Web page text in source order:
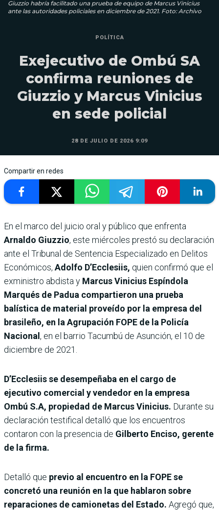
Giuzzio habría facilitado una prueba de equipo de Marcus Vinicius
ante las autoridades policiales en diciembre de 2021. Foto: Archivo
POLÍTICA
Exejecutivo de Ombú SA
confirma reuniones de
Giuzzio y Marcus Vinicius
en sede policial
28 DE JULIO DE 2026 9:09
Compartir en redes
En el marco del juicio oral y público que enfrenta
Arnaldo Giuzzio, este miércoles prestó su declaración
ante el Tribunal de Sentencia Especializado en Delitos
Económicos, Adolfo D’Ecclesiis, quien confirmó que el
exministro abdista y Marcus Vinicius Espíndola
Marqués de Padua compartieron una prueba
balística de material proveído por la empresa del
brasileño, en la Agrupación FOPE de la Policía
Nacional, en el barrio Tacumbú de Asunción, el 10 de
diciembre de 2021.
D’Ecclesiis se desempeñaba en el cargo de
ejecutivo comercial y vendedor en la empresa
Ombú S.A, propiedad de Marcus Vinicius. Durante su
declaración testifical detalló que los encuentros
contaron con la presencia de Gilberto Enciso, gerente
de la firma.
Detalló que previo al encuentro en la FOPE se
concretó una reunión en la que hablaron sobre
reparaciones de camionetas del Estado. Agregó que,